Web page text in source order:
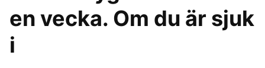
en vecka. Om du är sjuk
i